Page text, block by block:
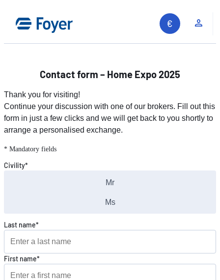
Contact form – Home Expo 2025
Thank you for visiting!
Continue your discussion with one of our brokers. Fill out this
form in just a few clicks and we will get back to you shortly to
arrange a personalised exchange.
* Mandatory fields
Civility*
Mr
Ms
Last name*
First name*